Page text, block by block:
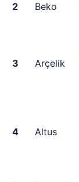
2
Beko
3
Arçelik
4
Altus